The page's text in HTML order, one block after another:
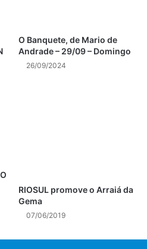
O Banquete, de Mario de
Andrade – 29/09 – Domingo
26/09/2024
RIOSUL promove o Arraiá da
Gema
07/06/2019